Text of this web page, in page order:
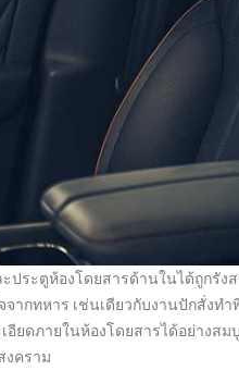
ประตูห้องโดยสารด้านในได้ถูกรั
จากทหาร เช่นเดียวกับงานปักสั่ง
เอียดภายในห้องโดยสารได้อย่าง
งคราม